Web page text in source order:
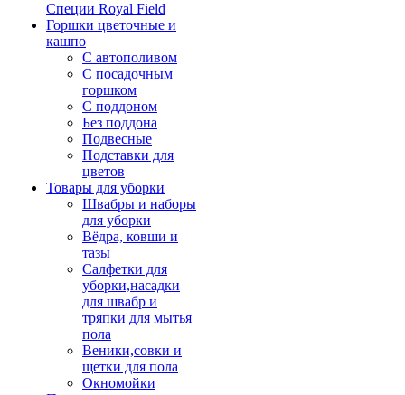
Специи Royal Field
Горшки цветочные и
кашпо
С автополивом
С посадочным
горшком
С поддоном
Без поддона
Подвесные
Подставки для
цветов
Товары для уборки
Швабры и наборы
для уборки
Вёдра, ковши и
тазы
Салфетки для
уборки,насадки
для швабр и
тряпки для мытья
пола
Веники,совки и
щетки для пола
Окномойки